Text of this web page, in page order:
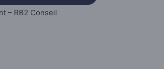
– RB2 Conseil